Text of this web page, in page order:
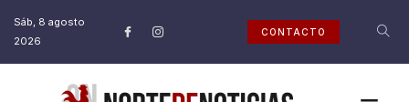
Sáb, 8 agosto
2026
CONTACTO